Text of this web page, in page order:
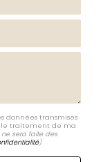
données transmises
le traitement de ma
sera faite des
)